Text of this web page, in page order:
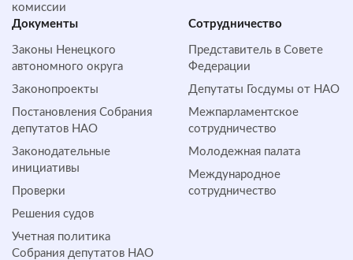
комиссии
Документы
Законы Ненецкого
автономного округа
Законопроекты
Постановления Собрания
депутатов НАО
Законодательные
инициативы
Проверки
Решения судов
Учетная политика
Собрания депутатов НАО
Сотрудничество
Представитель в Совете
Федерации
Депутаты Госдумы от НАО
Межпарламентское
сотрудничество
Молодежная палата
Международное
сотрудничество